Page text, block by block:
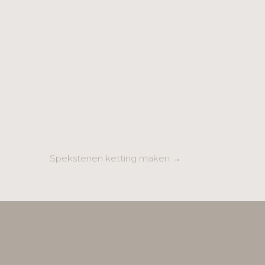
Spekstenen ketting maken →